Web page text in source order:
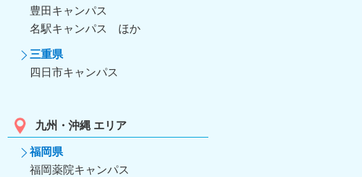
豊田キャンパス
名駅キャンパス
三重県
四日市キャンパス
九州・沖縄 エリア
福岡県
福岡薬院キャンパス